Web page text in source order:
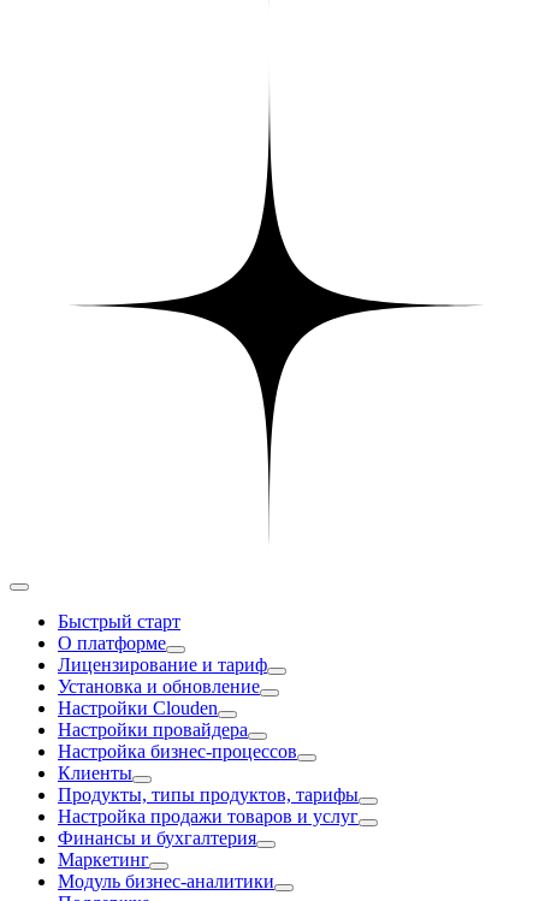
Быстрый старт
О платформе
Лицензирование и тариф
Установка и обновление
Настройки Clouden
Настройки провайдера
Настройка бизнес-процессов
Клиенты
Продукты, типы продуктов, тарифы
Настройка продажи товаров и услуг
Финансы и бухгалтерия
Маркетинг
Модуль бизнес-аналитики